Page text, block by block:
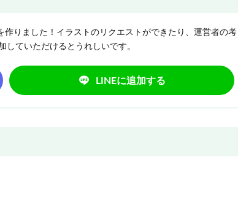
りました！イラストのリクエストができたり、運営者の考
ていただけるとうれしいです。
LINEに追加する